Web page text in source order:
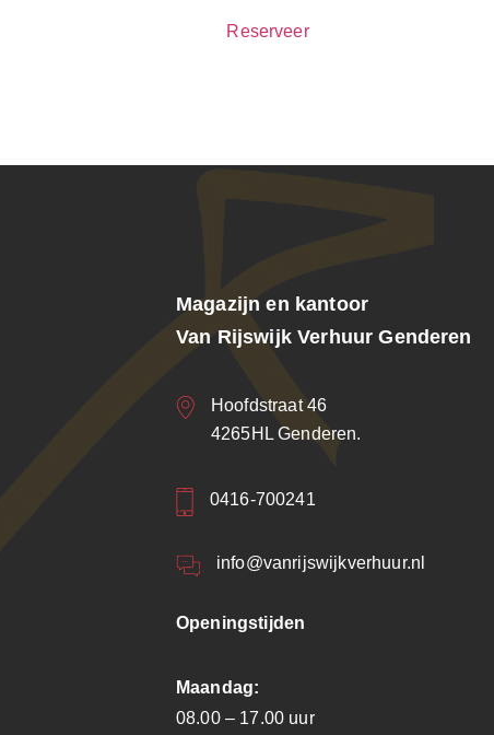
Reserveer
Magazijn en kantoor
Van Rijswijk Verhuur Genderen
Hoofdstraat 46
4265HL Genderen.
0416-700241
info@vanrijswijkverhuur.nl
Openingstijden
Maandag:
08.00 – 17.00 uur